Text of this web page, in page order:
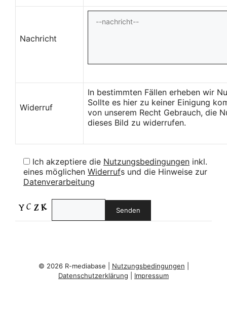
Nachricht
Widerruf
In bestimmten Fällen erheben wir
Sollte es hier zu keiner Einigung
von unserem Recht Gebrauch, die
dieses Bild zu widerrufen.
Ich akzeptiere die Nutzungsbedingungen inkl.
eines möglichen Widerrufs und die Hinweise zur
Datenverarbeitung
© 2026 R-mediabase | Nutzungsbedingungen
Datenschutzerklärung
Impressum